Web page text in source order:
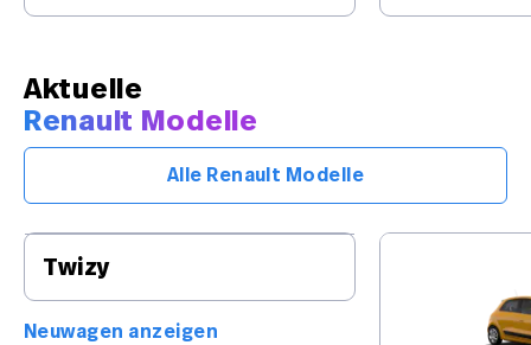
Aktuelle
Renault Modelle
Alle Renault Modelle
Twizy
Neuwagen anzeigen